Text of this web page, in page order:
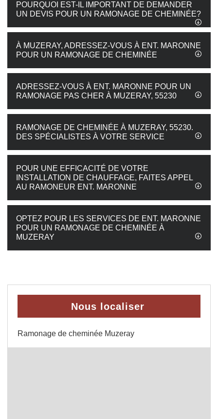
POURQUOI EST-IL IMPORTANT DE DEMANDER
UN DEVIS POUR UN RAMONAGE DE CHEMINÉE?
À MUZERAY, ADRESSEZ-VOUS À ENT. MARONNE
POUR UN RAMONAGE DE CHEMINÉE
ADRESSEZ-VOUS À ENT. MARONNE POUR UN
RAMONAGE PAS CHER À MUZERAY, 55230
RAMONAGE DE CHEMINÉE À MUZERAY, 55230.
DES SPÉCIALISTES À VOTRE SERVICE
POUR UNE EFFICACITÉ DE VOTRE
INSTALLATION DE CHAUFFAGE, FAITES APPEL
AU RAMONEUR ENT. MARONNE
OPTEZ POUR LES SERVICES DE ENT. MARONNE
POUR UN RAMONAGE DE CHEMINÉE À
MUZERAY
Nous localiser
Ramonage de cheminée Muzeray